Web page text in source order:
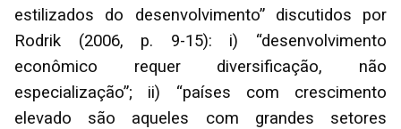
estilizados do desenvolvimento” discutidos por
Rodrik (2006, p. 9-15): i) “desenvolvimento
econômico requer diversificação, não
especialização”; ii) “países com crescimento
elevado são aqueles com grandes setores